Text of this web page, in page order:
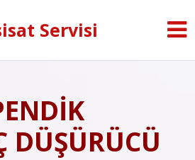
Servisi
DÜŞÜRÜCÜ